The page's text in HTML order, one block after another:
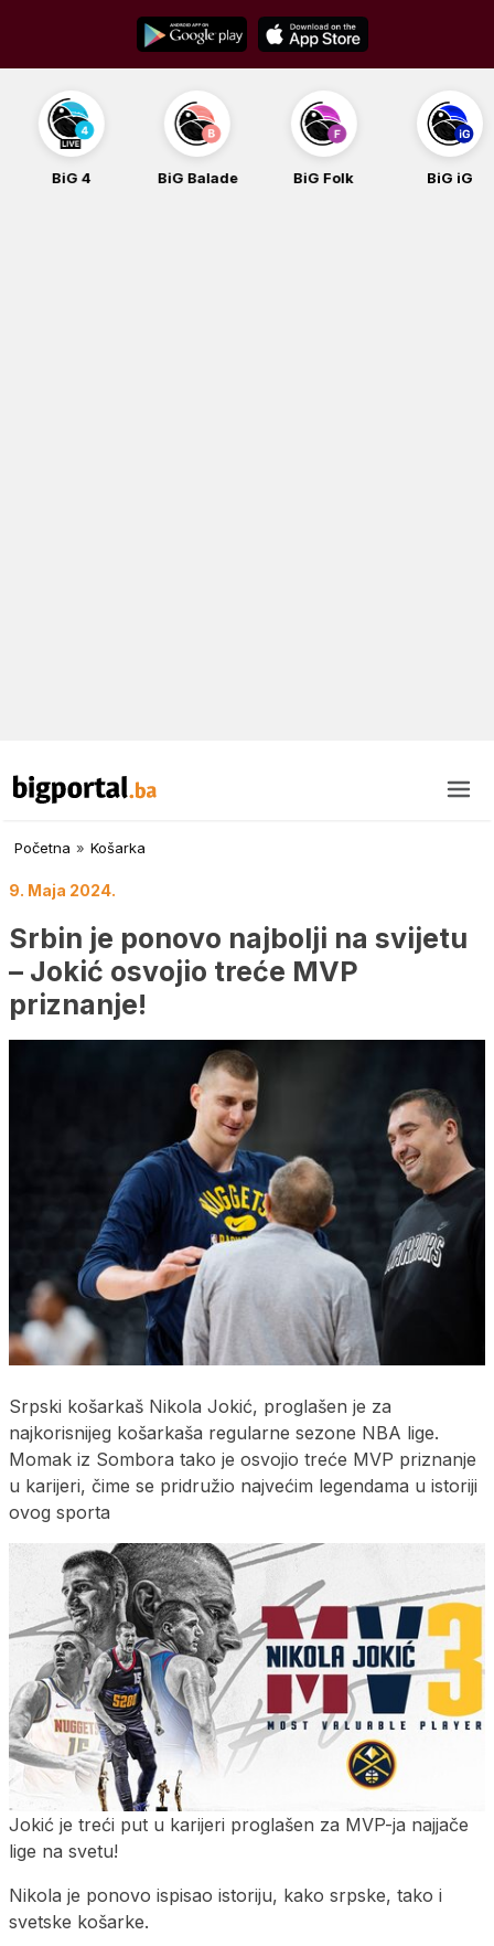
content
BiG 4 BiG Balade BiG Folk BiG iG
Početna » Košarka
9. Maja 2024.
Srbin je ponovo najbolji na svijetu
– Jokić osvojio treće MVP
priznanje!
Srpski košarkaš Nikola Jokić, proglašen je za
najkorisnijeg košarkaša regularne sezone NBA lige.
Momak iz Sombora tako je osvojio treće MVP priznanje
u karijeri, čime se pridružio najvećim legendama u istoriji
ovog sporta
Jokić je treći put u karijeri proglašen za MVP-ja najjače
lige na svetu!
Nikola je ponovo ispisao istoriju, kako srpske, tako i
svetske košarke.